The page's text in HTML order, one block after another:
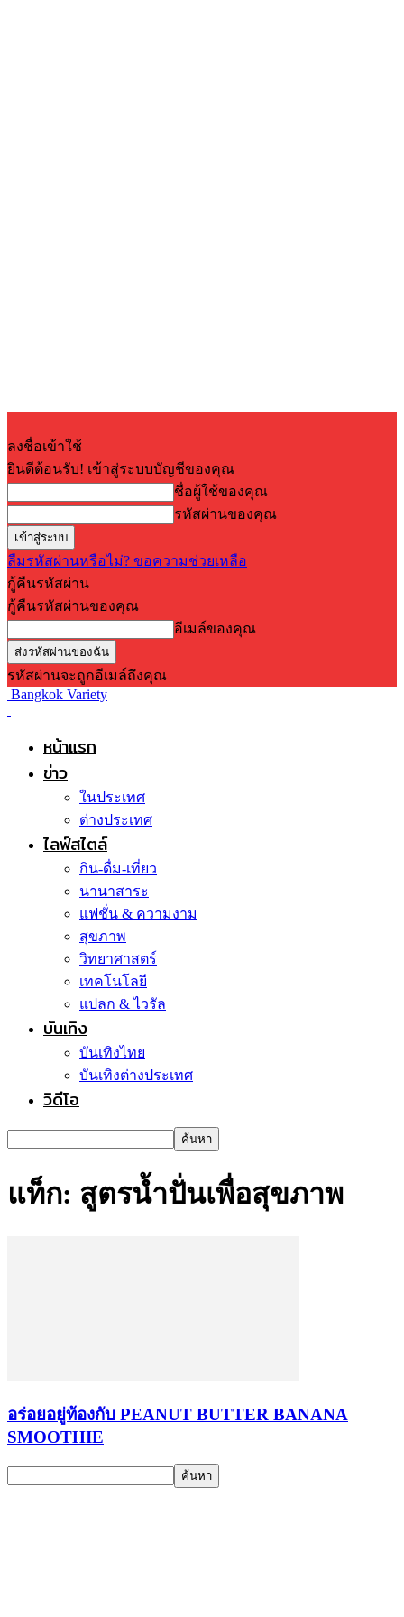
ลงชื่อเข้าใช้
ยินดีต้อนรับ! เข้าสู่ระบบบัญชีของคุณ
ชื่อผู้ใช้ของคุณ
รหัสผ่านของคุณ
ลืมรหัสผ่านหรือไม่? ขอความช่วยเหลือ
กู้คืนรหัสผ่าน
กู้คืนรหัสผ่านของคุณ
อีเมล์ของคุณ
รหัสผ่านจะถูกอีเมล์ถึงคุณ
Bangkok Variety
หน้าแรก
ข่าว
ในประเทศ
ต่างประเทศ
ไลฟ์สไตล์
กิน-ดื่ม-เที่ยว
นานาสาระ
แฟชั่น & ความงาม
สุขภาพ
วิทยาศาสตร์
เทคโนโลยี
แปลก & ไวรัล
บันเทิง
บันเทิงไทย
บันเทิงต่างประเทศ
วิดีโอ
แท็ก: สูตรน้ำปั่นเพื่อสุขภาพ
อร่อยอยู่ท้องกับ PEANUT BUTTER BANANA
SMOOTHIE